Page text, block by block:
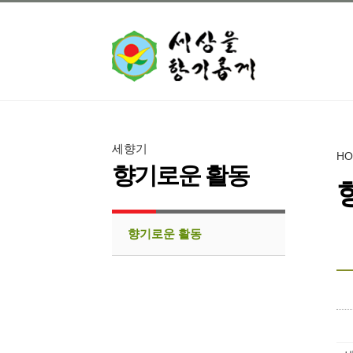
세향기
향기로운 활동
향기로운 활동